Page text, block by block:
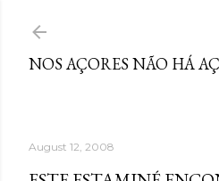
NOS AÇORES NÃO HÁ
August 12, 2008